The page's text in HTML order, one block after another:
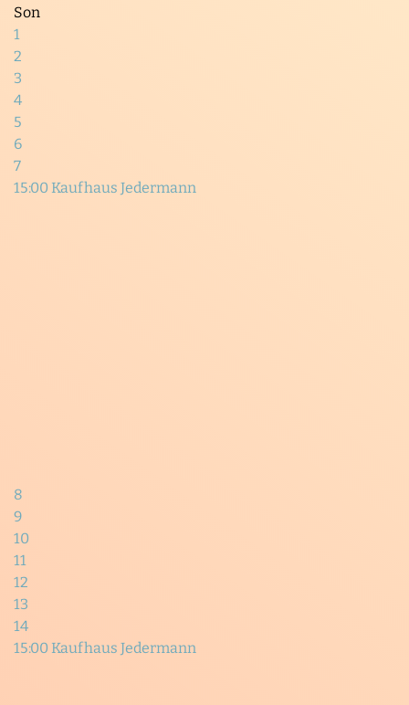
Son
1
2
3
4
5
6
7
15:00 Kaufhaus Jedermann
8
9
10
11
12
13
14
15:00 Kaufhaus Jedermann